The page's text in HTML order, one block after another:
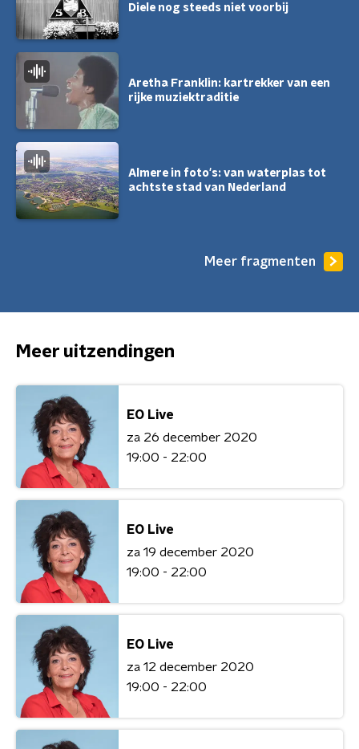
Diele nog steeds niet voorbij
Aretha Franklin: kartrekker van een
rijke muziektraditie
Almere in foto's: van waterplas tot
achtste stad van Nederland
Meer fragmenten
Meer uitzendingen
EO Live
za 26 december 2020
19:00 - 22:00
EO Live
za 19 december 2020
19:00 - 22:00
EO Live
za 12 december 2020
19:00 - 22:00